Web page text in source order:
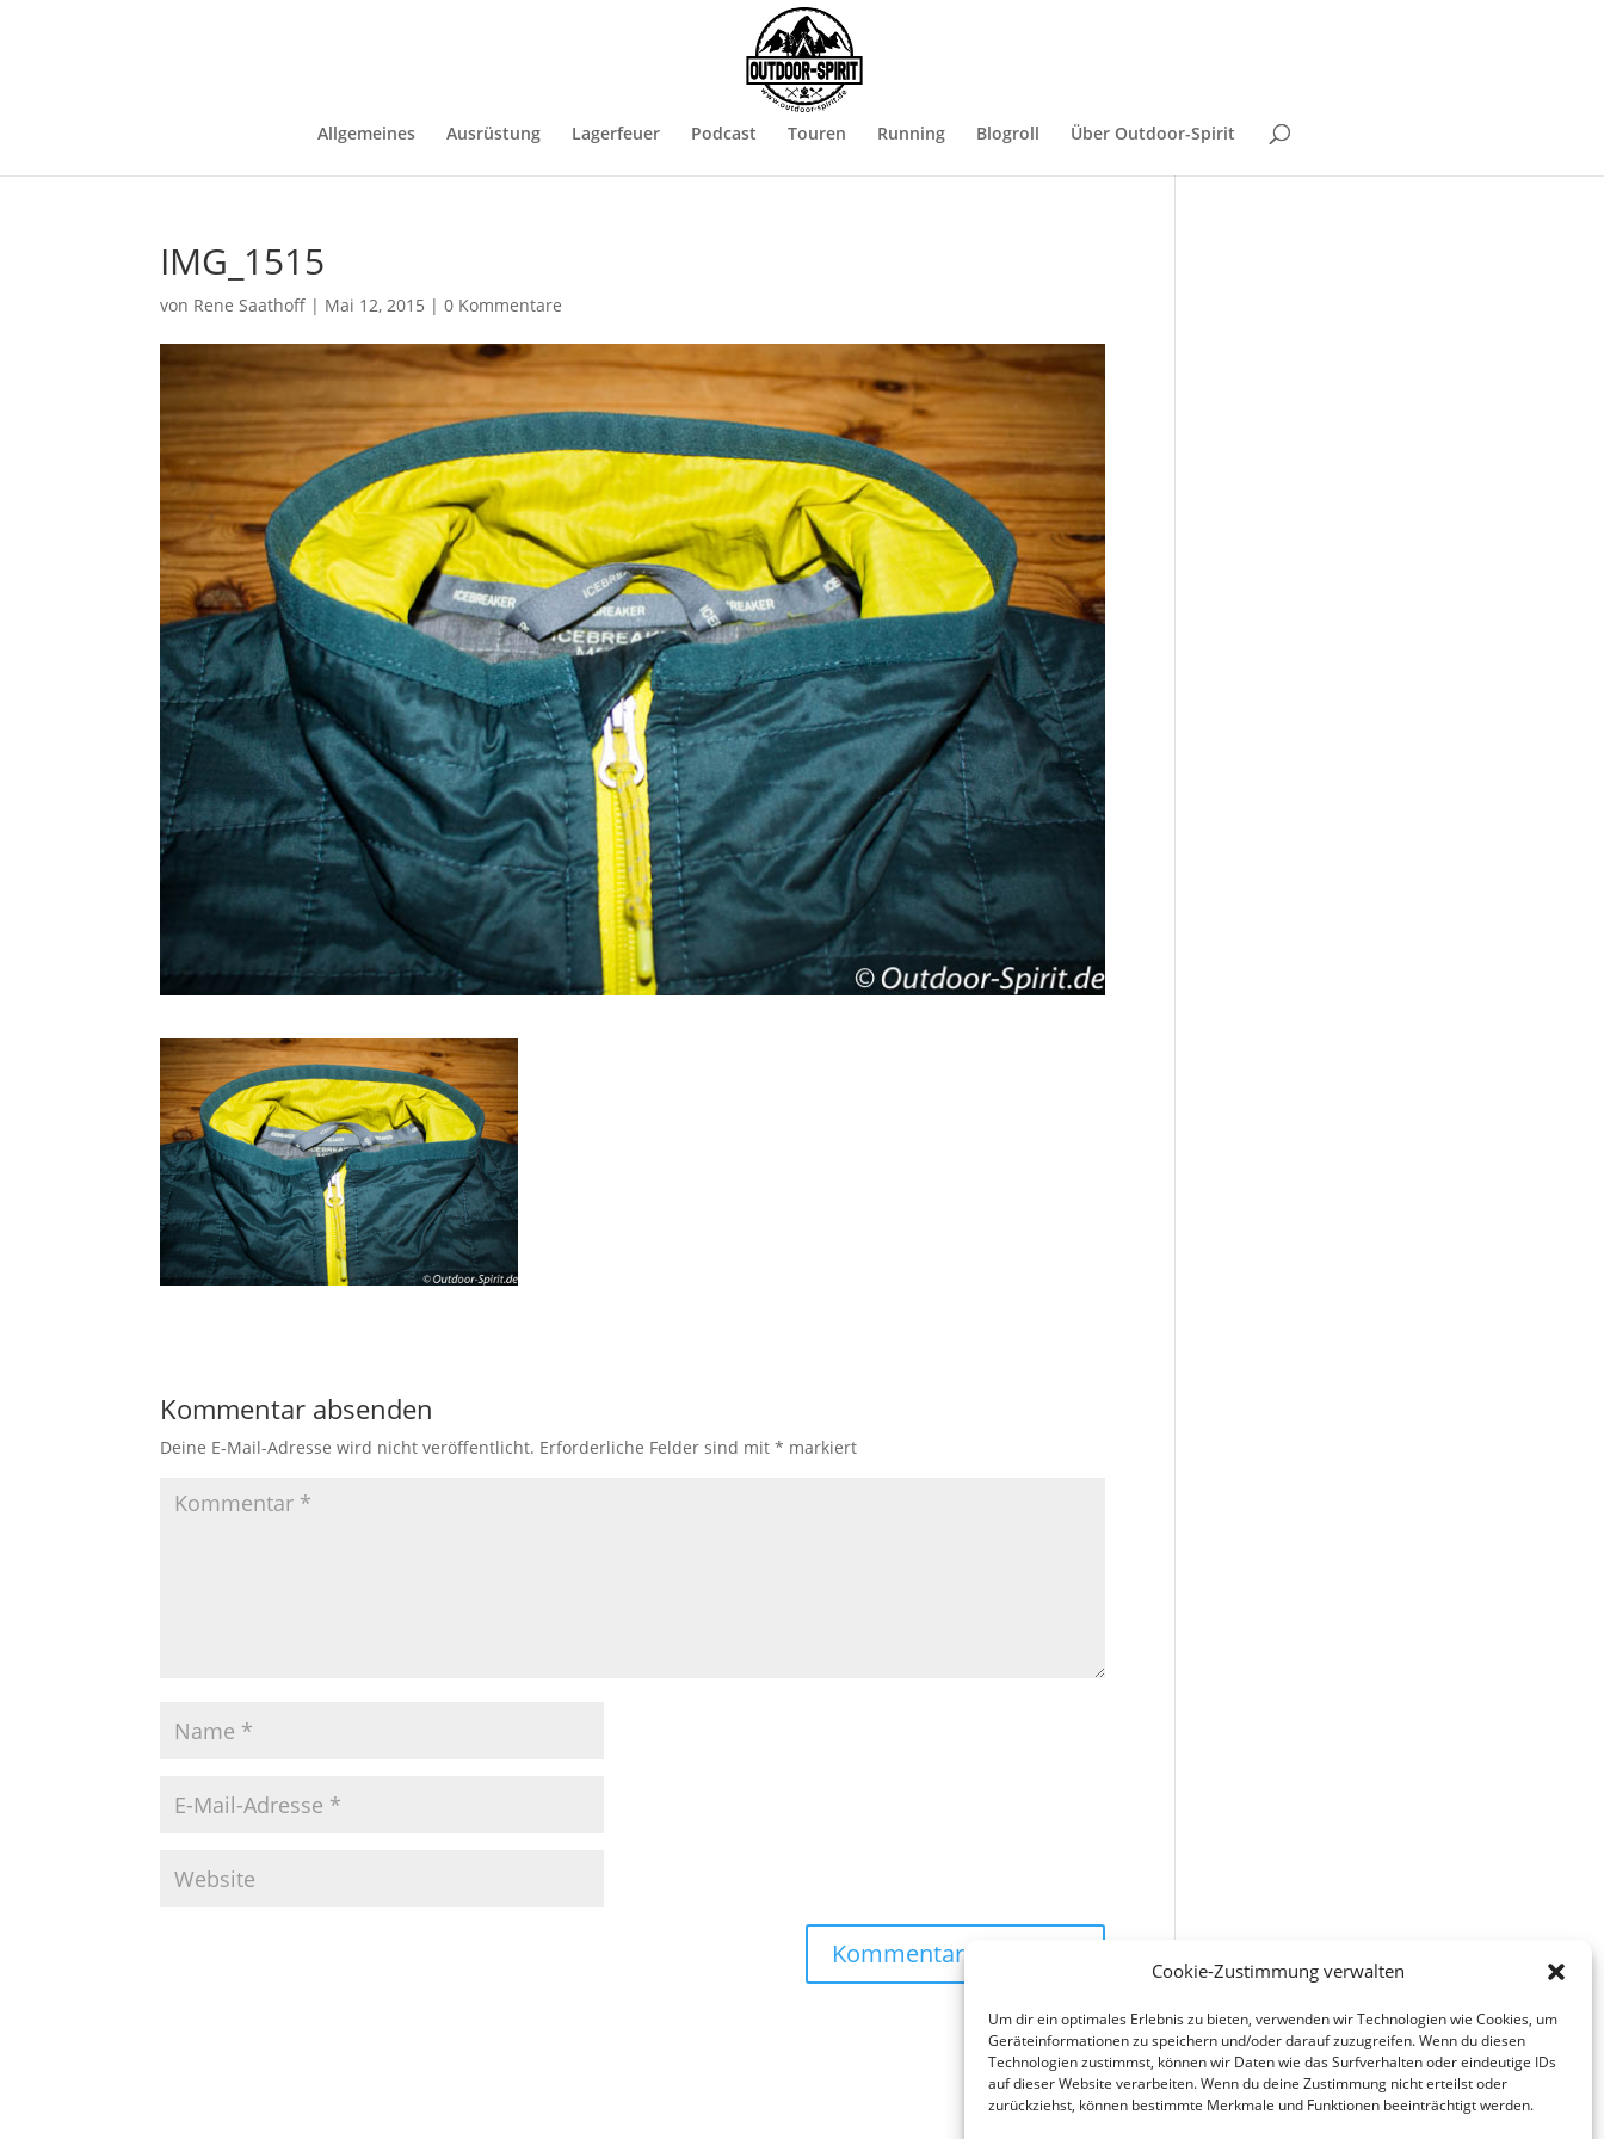
Cookie-Zustimmung verwalten
Um dir ein optimales Erlebnis zu bieten, verwenden wir Technologien wie Cookies, um
Geräteinformationen zu speichern und/oder darauf zuzugreifen. Wenn du diesen
Technologien zustimmst, können wir Daten wie das Surfverhalten oder eindeutige IDs
auf dieser Website verarbeiten. Wenn du deine Zustimmung nicht erteilst oder
zurückziehst, können bestimmte Merkmale und Funktionen beeinträchtigt werden.
Allgemeines Ausrüstung Lagerfeuer Podcast Touren Running Blogroll Über Outdoor-Spirit
IMG_1515
von Rene Saathoff | Mai 12, 2015 |0 Kommentare
Kommentar absenden
Deine E-Mail-Adresse wird nicht veröffentlicht. Erforderliche Felder sind mit* markiert